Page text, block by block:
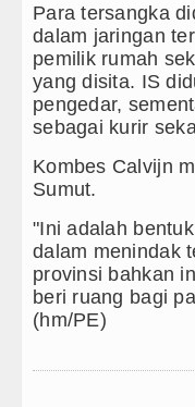
Para tersangka
dalam jaringan
pemilik rumah
yang disita. IS
pengedar,
sebagai kurir
Kombes Calvijn
Sumut.
"Ini adalah
dalam menindak
provinsi bahkan
beri ruang bagi
(hm/PE)